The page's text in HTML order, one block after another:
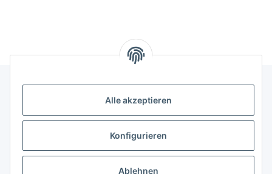
Alle akzeptieren
Konfigurieren
Ablehnen